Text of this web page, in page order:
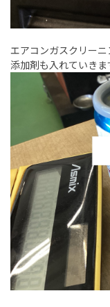
エアコンガスクリー
添加剤も入れていきま